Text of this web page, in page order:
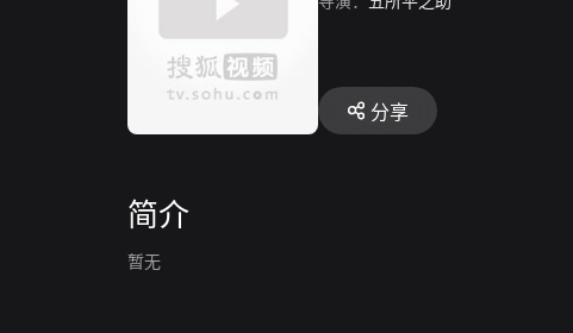
分享
简介
暂无